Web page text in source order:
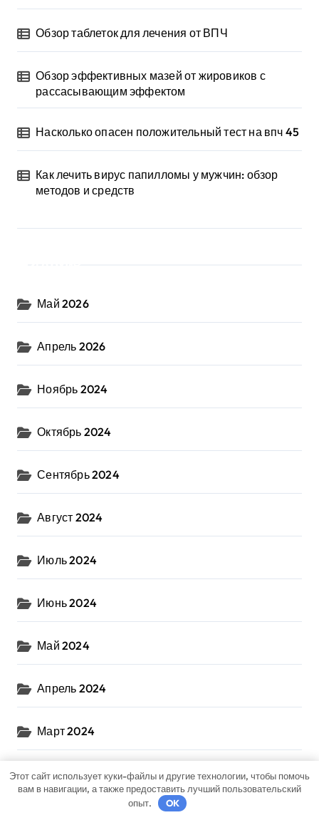
Обзор таблеток для лечения от ВПЧ
Обзор эффективных мазей от жировиков с
рассасывающим эффектом
Насколько опасен положительный тест на впч 45
Как лечить вирус папилломы у мужчин: обзор
методов и средств
Май 2026
Апрель 2026
Ноябрь 2024
Октябрь 2024
Сентябрь 2024
Август 2024
Июль 2024
Июнь 2024
Май 2024
Апрель 2024
Март 2024
Февраль 2024
Этот сайт использует куки-файлы и другие технологии, чтобы помочь
вам в навигации, а также предоставить лучший пользовательский
опыт.
OK